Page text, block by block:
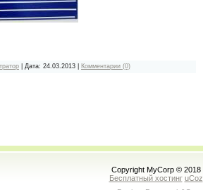
| Дата:24.03.2013 Комментарии (0)
Copyright MyCorp © 2018
Бесплатный хостинг uCoz